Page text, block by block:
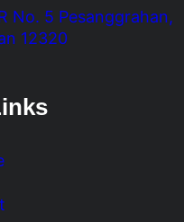
No. 5 Pesanggrahan,
12320